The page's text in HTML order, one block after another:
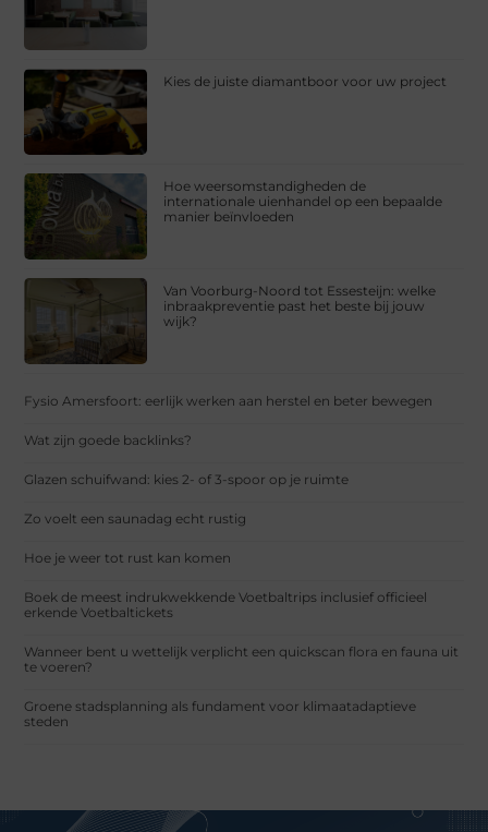
Kies de juiste diamantboor voor uw project
Hoe weersomstandigheden de
internationale uienhandel op een bepaalde
manier beïnvloeden
Van Voorburg-Noord tot Essesteijn: welke
inbraakpreventie past het beste bij jouw
wijk?
Fysio Amersfoort: eerlijk werken aan herstel en beter bewegen
Wat zijn goede backlinks?
Glazen schuifwand: kies 2- of 3-spoor op je ruimte
Zo voelt een saunadag echt rustig
Hoe je weer tot rust kan komen
Boek de meest indrukwekkende Voetbaltrips inclusief officieel
erkende Voetbaltickets
Wanneer bent u wettelijk verplicht een quickscan flora en fauna uit
te voeren?
Groene stadsplanning als fundament voor klimaatadaptieve
steden